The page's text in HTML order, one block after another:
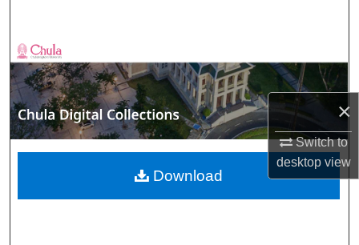
×
Switch to
desktopview
Browse Collections
My Account
About
Digital Commons Network™
Download